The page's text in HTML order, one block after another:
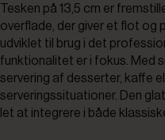
Tesken på 13,5 cm er
overflade, der giver et flot og
udviklet til brug i det
funktionalitet er i fokus. Med
servering af desserter, kaffe
serveringssituationer. Den
let at integrere i både